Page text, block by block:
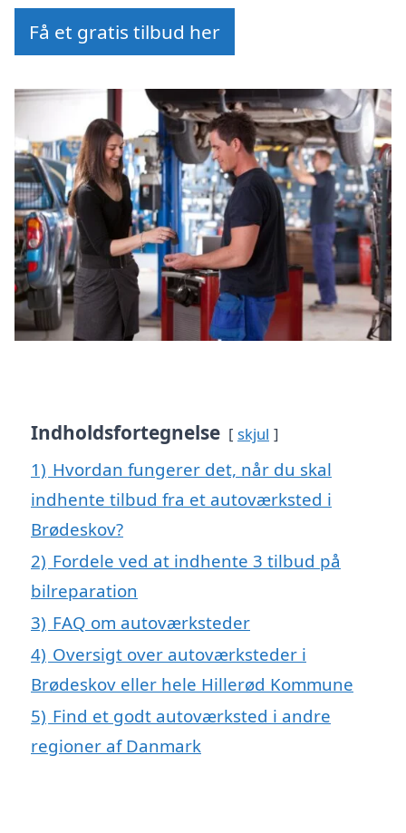
Få et gratis tilbud her
Indholdsfortegnelse skjul
1) Hvordan fungerer det, når du skal
indhente tilbud fra et autoværksted i
Brødeskov?
2) Fordele ved at indhente 3 tilbud på
bilreparation
3) FAQ om autoværksteder
4) Oversigt over autoværksteder i
Brødeskov eller hele Hillerød Kommune
5) Find et godt autoværksted i andre
regioner af Danmark